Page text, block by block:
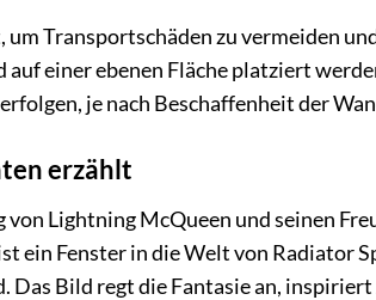
Transportschäden zu vermeiden
auf einer ebenen Fläche platziert
je nach Beschaffenheit der
erzählt
von Lightning McQueen und seinen
ein Fenster in die Welt von Radiator
Das Bild regt die Fantasie an,